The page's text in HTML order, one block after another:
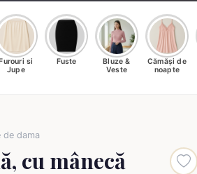
si
Jupe
Fuste
Bluze &
Veste
Cămăși de
noapte
de dama
cu mânecă